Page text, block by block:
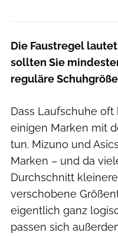
Die Faustregel
sollten Sie
reguläre
Dass Laufschuhe
einigen Marken mit
tun. Mizuno und
Marken – und da
Durchschnitt
verschobene
eigentlich ganz
passen sich